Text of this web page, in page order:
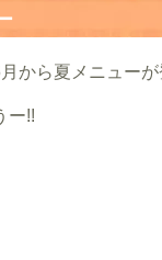
から夏メニュー
ー!!